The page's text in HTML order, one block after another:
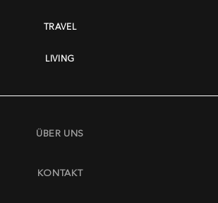
TRAVEL
LIVING
ÜBER UNS
KONTAKT